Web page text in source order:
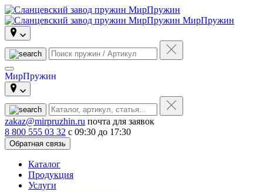
МирПружин
МирПружин
zakaz@mirpruzhin.ru почта для заявок
8 800 555 03 32 с 09:30 до 17:30
Обратная связь
Каталог
Продукция
Услуги